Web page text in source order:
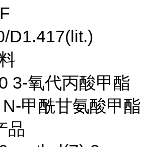
D1.417(lit.)
3-氧代丙酸甲酯
甲酰甘氨酸甲酯
品